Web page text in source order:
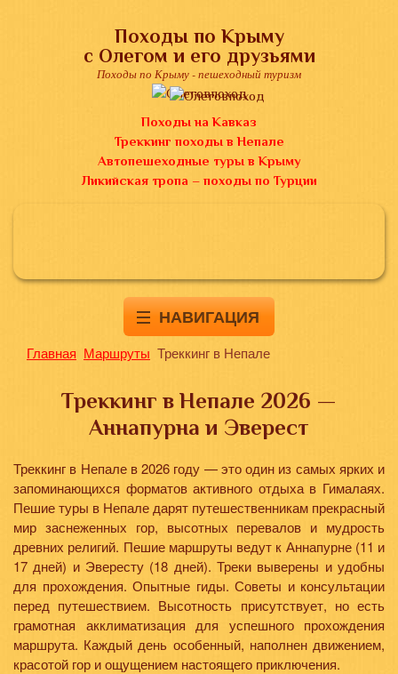
Походы по Крыму
с Олегом и его друзьями
Походы по Крыму - пешеходный туризм
Походы на Кавказ
Треккинг походы в Непале
Автопешеходные туры в Крыму
Ликийская тропа – походы по Турции
НАВИГАЦИЯ
Главная Маршруты Треккинг в Непале
Треккинг в Непале 2026 —
Аннапурна и Эверест
Треккинг в Непале в 2026 году — это один из самых ярких и
запоминающихся форматов активного отдыха в Гималаях.
Пешие туры в Непале дарят путешественникам прекрасный
мир заснеженных гор, высотных перевалов и мудрость
древних религий. Пешие маршруты ведут к Аннапурне (11 и
17 дней) и Эвересту (18 дней). Треки выверены и удобны
для прохождения. Опытные гиды. Советы и консультации
перед путешествием. Высотность присутствует, но есть
грамотная акклиматизация для успешного прохождения
маршрута. Каждый день особенный, наполнен движением,
красотой гор и ощущением настоящего приключения.